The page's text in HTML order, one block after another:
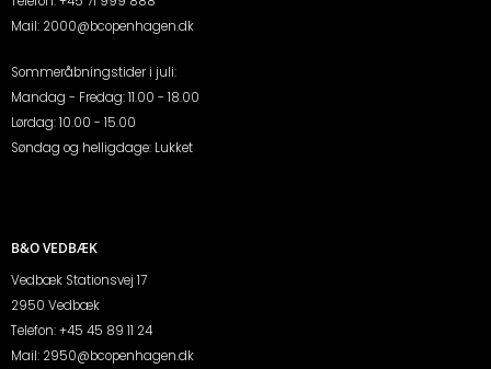
Mail: 2000@bcopenhagen.dk
Sommeråbningstider i juli:
Mandag - Fredag: 11.00 - 18.00
Lørdag: 10.00 - 15.00
Søndag og helligdage: Lukket
B&O VEDBÆK
Vedbæk Stationsvej 17
2950 Vedbæk
Telefon:+45 45 89 11 24
Mail: 2950@bcopenhagen.dk